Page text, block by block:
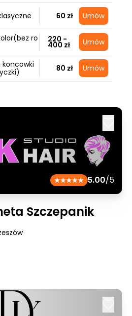
60 zł Umów
ro
220 -
400 zł Umów
koncowki
80 zł Umów
5.00/5
Szczepanik